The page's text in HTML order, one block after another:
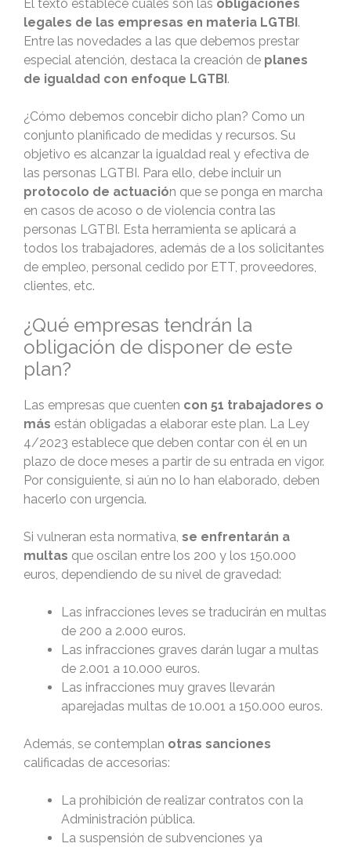
El texto establece cuáles son las obligaciones
legales de las empresas en materia LGTBI .
Entre las novedades a las que debemos prestar
especial atención, destaca la creación de planes
de igualdad con enfoque LGTBI .
¿Cómo debemos concebir dicho plan? Como un
conjunto planificado de medidas y recursos. Su
objetivo es alcanzar la igualdad real y efectiva de
las personas LGTBI. Para ello, debe incluir un
protocolo de actuación que se ponga en marcha
en casos de acoso o de violencia contra las
personas LGTBI. Esta herramienta se aplicará a
todos los trabajadores, además de a los solicitantes
de empleo, personal cedido por ETT, proveedores,
clientes, etc.
¿Qué empresas tendrán la
obligación de disponer de este
plan?
Las empresas que cuenten con 51 trabajadores o
más están obligadas a elaborar este plan. La Ley
4/2023 establece que deben contar con él en un
plazo de doce meses a partir de su entrada en vigor.
Por consiguiente, si aún no lo han elaborado, deben
hacerlo con urgencia.
Si vulneran esta normativa, se enfrentarán a
multas que oscilan entre los 200 y los 150.000
euros, dependiendo de su nivel de gravedad:
Las infracciones leves se traducirán en multas
de 200 a 2.000 euros.
Las infracciones graves darán lugar a multas
de 2.001 a 10.000 euros.
Las infracciones muy graves llevarán
aparejadas multas de 10.001 a 150.000 euros.
Además, se contemplan otras sanciones
calificadas de accesorias:
La prohibición de realizar contratos con la
Administración pública.
La suspensión de subvenciones ya